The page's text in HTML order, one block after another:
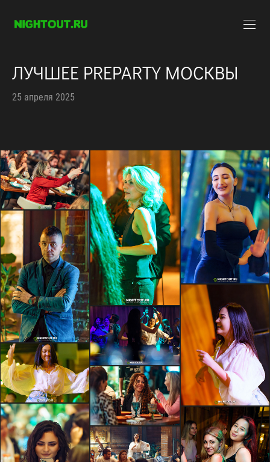
ЛУЧШЕЕ PREPARTY МОСКВЫ
25 апреля 2025